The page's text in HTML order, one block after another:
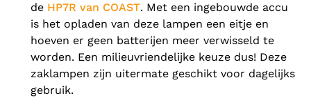
de HP7R van COAST. Met een ingebouwde accu
is het opladen van deze lampen een eitje en
hoeven er geen batterijen meer verwisseld te
worden. Een milieuvriendelijke keuze dus! Deze
zaklampen zijn uitermate geschikt voor dagelijks
gebruik.